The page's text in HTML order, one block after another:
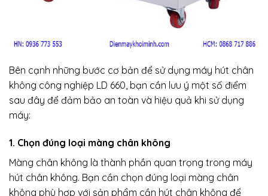
Bên cạnh những bước cơ bản để sử dụng máy hút chân
không công nghiệp LD 660, bạn cần lưu ý một số điểm
sau đây để đảm bảo an toàn và hiệu quả khi sử dụng
máy:
1. Chọn đúng loại màng chân không
Màng chân không là thành phần quan trọng trong máy
hút chân không. Bạn cần chọn đúng loại màng chân
không phù hợp với sản phẩm cần hút chân không để